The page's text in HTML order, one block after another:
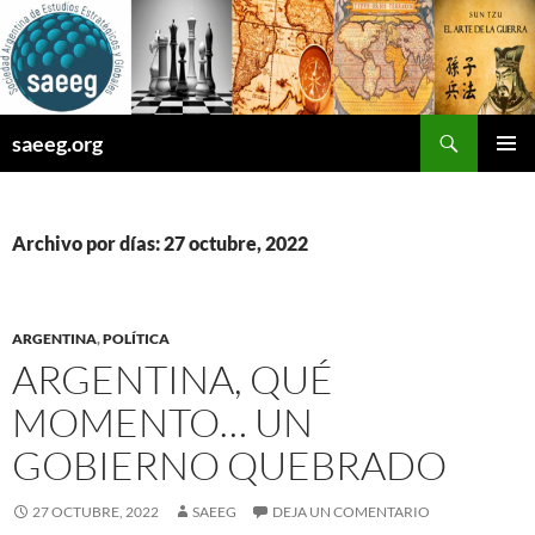
Saltar
al
contenido
saeeg.org
Archivo por días: 27 octubre, 2022
ARGENTINA,POLÍTICA
ARGENTINA, QUÉ
MOMENTO… UN
GOBIERNO QUEBRADO
27 OCTUBRE, 2022 SAEEG DEJA UN COMENTARIO